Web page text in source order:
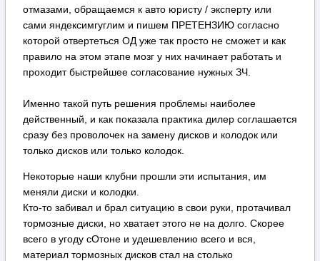
отмазами, обращаемся к авто юристу / эксперту или
сами яндексимгуглим и пишем ПРЕТЕНЗИЮ согласно
которой отвертеться ОД уже так просто не сможет и как
правило на этом этапе мозг у них начинает работать и
проходит быстрейшее согласование нужных ЗЧ.
Именно такой путь решения проблемы наиболее
действенный, и как показала практика дилер соглашается
сразу без проволочек на замену дисков и колодок или
только дисков или только колодок.
Некоторые наши клубни прошли эти испытания, им
меняли диски и колодки.
Кто-то забивал и брал ситуацию в свои руки, протачивал
тормозные диски, но хватает этого не на долго. Скорее
всего в угоду сОтоне и удешевлению всего и вся,
материал тормозных дисков стал на столько